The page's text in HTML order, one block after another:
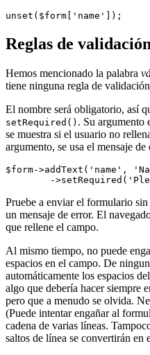
Reglas de
Hemos mencionado la palabra
tiene ninguna regla de
El nombre será obligatorio, así
setRequired() . Su argumento
se muestra si el usuario no
argumento, se usa el mensaje
$form->addText('name',
Pruebe a enviar el formulario
un mensaje de error. El
que rellene el campo.
Al mismo tiempo, no puede
espacios en el campo. De
automáticamente los espacios
algo que debería hacer siempre
pero que a menudo se olvida.
(Puede intentar engañar al
cadena de varias líneas.
saltos de línea se convertirán en